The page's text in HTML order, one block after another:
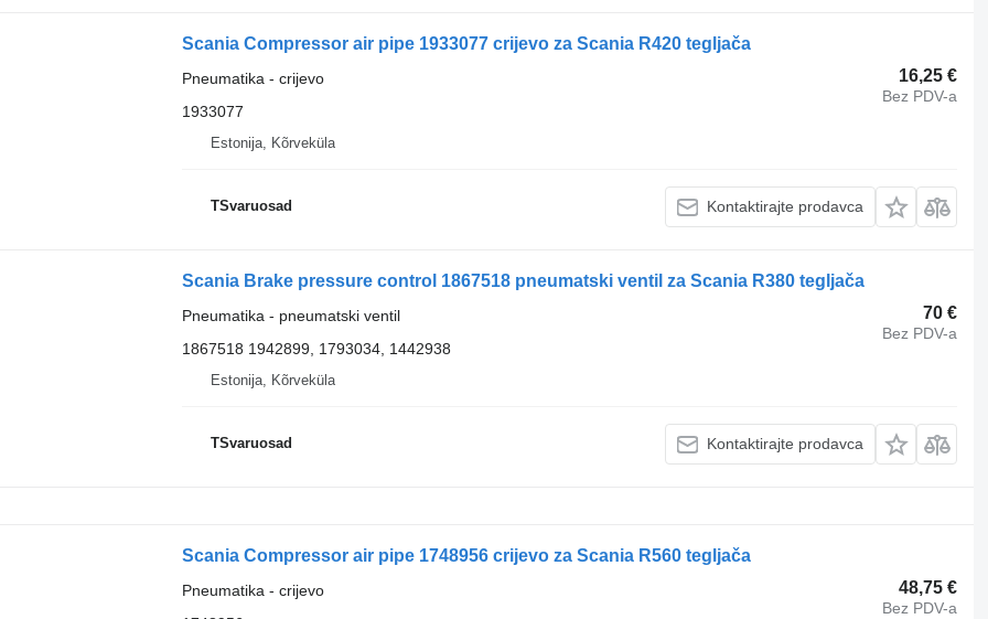
Scania Compressor air pipe 1933077 crijevo za Scania R420 tegljača
16,25 €
Bez PDV-a
Pneumatika - crijevo
1933077
Estonija, Kõrveküla
TSvaruosad Kontaktirajte prodavca
Scania Brake pressure control 1867518 pneumatski ventil za Scania R380 tegljača
70 €
Bez PDV-a
Pneumatika - pneumatski ventil
1867518 1942899, 1793034, 1442938
Estonija, Kõrveküla
TSvaruosad Kontaktirajte prodavca
Scania Compressor air pipe 1748956 crijevo za Scania R560 tegljača
48,75 €
Bez PDV-a
Pneumatika - crijevo